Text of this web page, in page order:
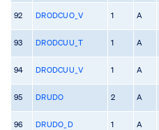
92 DRODCUO_V 1 A
93 DRODCUU_T 1 A
94 DRODCUU_V 1 A
95 DRUDO 2 A
96 DRUDO_D 1 A